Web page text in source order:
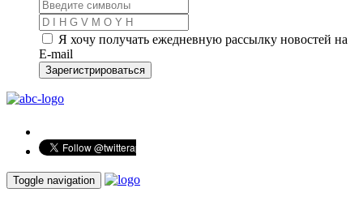
Я хочу получать ежедневную рассылку новостей на
E-mail
Зарегистрироваться
Toggle navigation